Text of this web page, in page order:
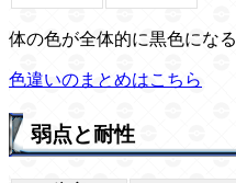
体の色が全体的に黒色になる
色違いのまとめはこちら
弱点と耐性